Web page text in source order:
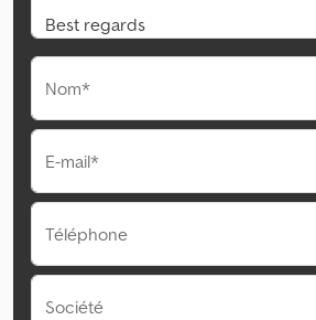
Nom*
E-mail*
Téléphone
Société